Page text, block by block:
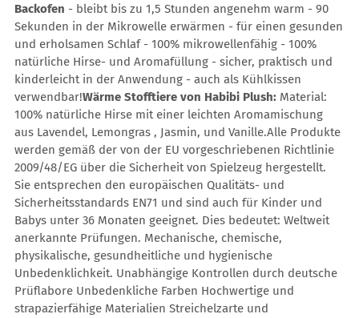
Backofen - bleibt bis zu 1,5 Stunden angenehm warm - 90
Sekunden in der Mikrowelle erwärmen - für einen gesunden
und erholsamen Schlaf - 100% mikrowellenfähig - 100%
natürliche Hirse- und Aromafüllung - sicher, praktisch und
kinderleicht in der Anwendung - auch als Kühlkissen
verwendbar!Wärme Stofftiere von Habibi Plush: Material:
100% natürliche Hirse mit einer leichten Aromamischung
aus Lavendel, Lemongras , Jasmin, und Vanille.Alle Produkte
werden gemäß der von der EU vorgeschriebenen Richtlinie
2009/48/EG über die Sicherheit von Spielzeug hergestellt.
Sie entsprechen den europäischen Qualitäts- und
Sicherheitsstandards EN71 und sind auch für Kinder und
Babys unter 36 Monaten geeignet. Dies bedeutet: Weltweit
anerkannte Prüfungen. Mechanische, chemische,
physikalische, gesundheitliche und hygienische
Unbedenklichkeit. Unabhängige Kontrollen durch deutsche
Prüflabore Unbedenkliche Farben Hochwertige und
strapazierfähige Materialien Streichelzarte und